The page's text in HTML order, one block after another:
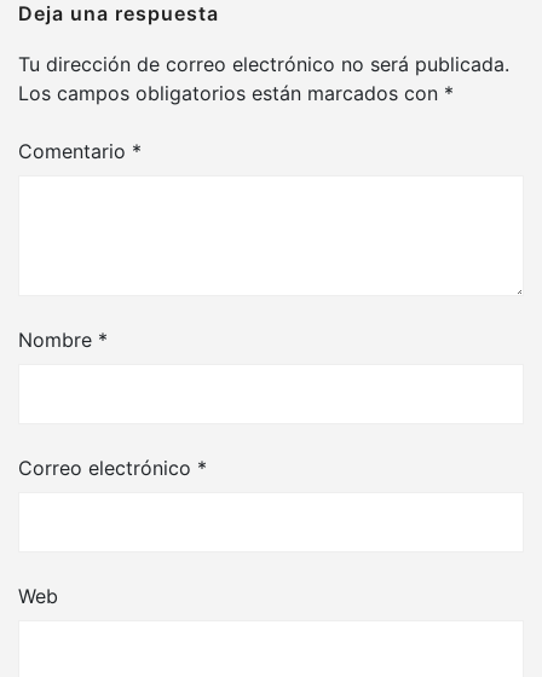
Deja una respuesta
Tu dirección de correo electrónico no será publicada.
Los campos obligatorios están marcados con *
Comentario *
Nombre *
Correo electrónico *
Web